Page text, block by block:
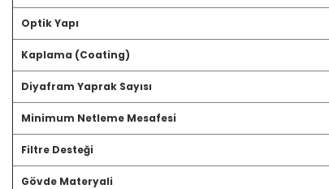
Optik Yapı
Kaplama (Coating)
Diyafram Yaprak Sayısı
Minimum Netleme Mesafesi
Filtre Desteği
Gövde Materyali